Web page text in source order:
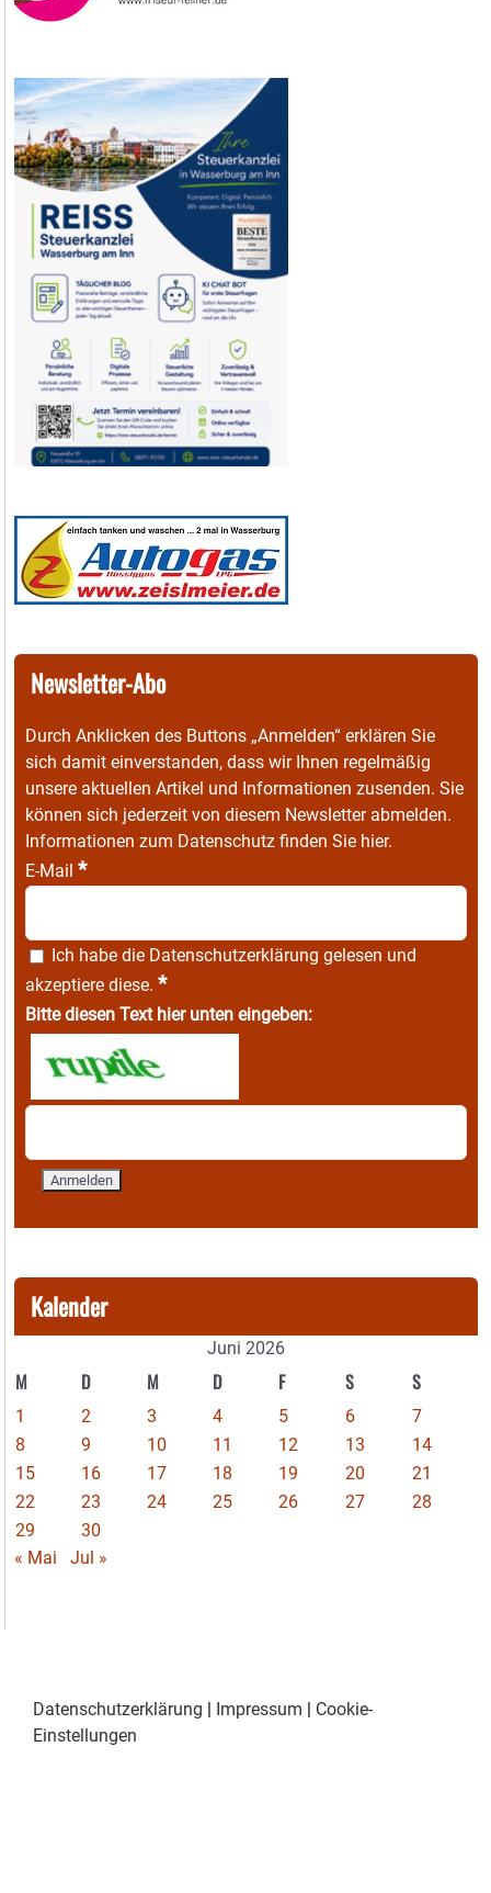
Newsletter-Abo
Durch Anklicken des Buttons „Anmelden“ erklären Sie
sich damit einverstanden, dass wir Ihnen regelmäßig
unsere aktuellen Artikel und Informationen zusenden. Sie
können sich jederzeit von diesem Newsletter abmelden.
Informationen zum Datenschutz finden Sie hier.
E-Mail *
Ich habe die Datenschutzerklärung gelesen und
akzeptiere diese. *
Bitte diesen Text hier unten eingeben:
Kalender
Juni 2026
M D M D F S S
1 2 3 4 5 6
7
8
9 10 11 12 13
14
15
16 17 18 19 20
21
22
23 24 25 26 27
28
29
30
« Mai
Jul »
Datenschutzerklärung | Impressum | Cookie-
Einstellungen